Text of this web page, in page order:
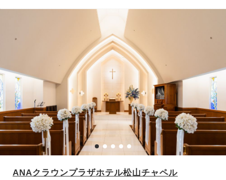
けます。当日は、スタッフ全員がおふたりの式専任。大切な一日をプ
ANAクラウンプラザホテル松山チャペル